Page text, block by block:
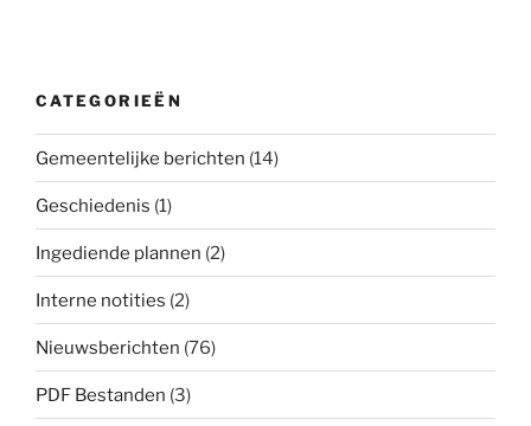
CATEGORIEËN
Gemeentelijke berichten (14)
Geschiedenis (1)
Ingediende plannen (2)
Interne notities (2)
Nieuwsberichten (76)
PDF Bestanden (3)